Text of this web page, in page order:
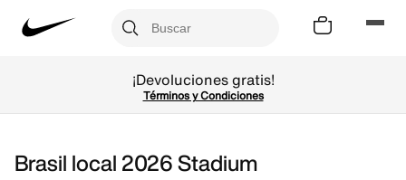
¡Devoluciones gratis!
Términos y Condiciones
Brasil local 2026 Stadium